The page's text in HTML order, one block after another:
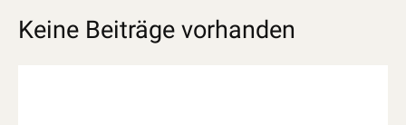
Keine Beiträge vorhanden